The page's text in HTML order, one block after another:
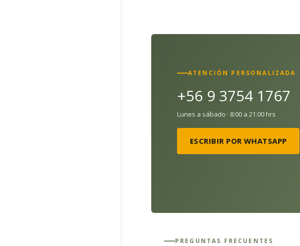
ATENCIÓN PERSONALIZADA
+56 9 3754 1767
Lunes a sábado · 8:00 a 21:00 hrs
ESCRIBIR POR WHATSAPP
PREGUNTAS FRECUENTES